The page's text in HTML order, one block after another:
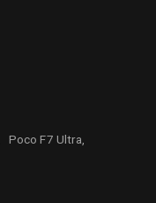
Poco F7 Ultra,